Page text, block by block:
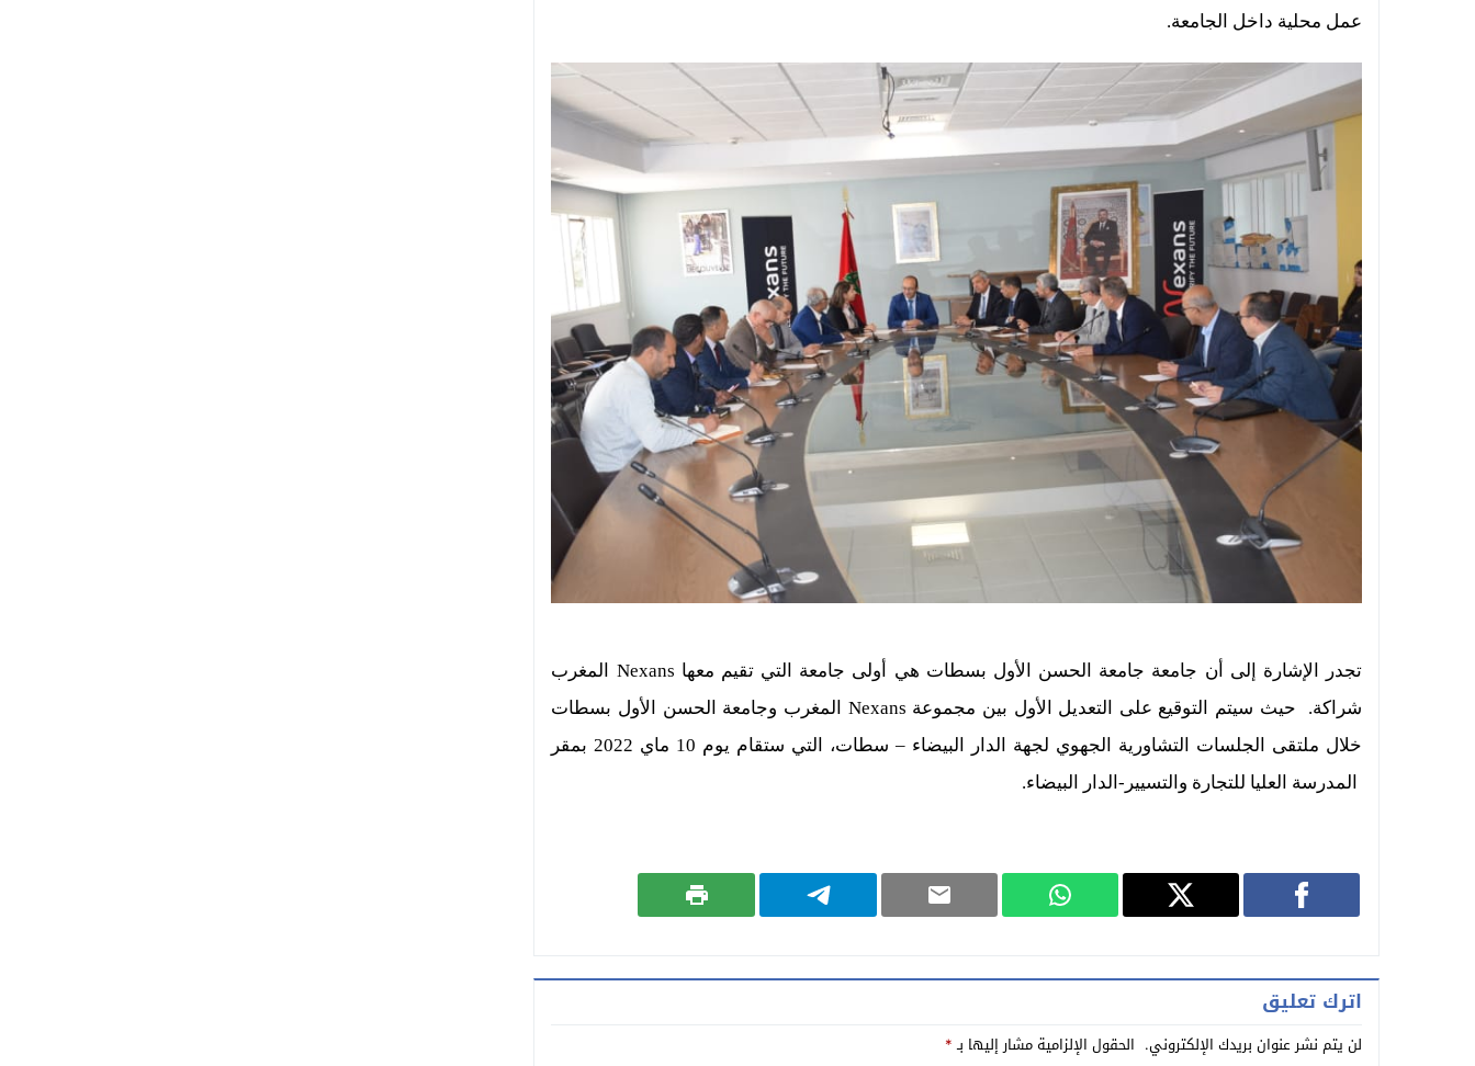
عمل محلية داخل الجامعة.
تجدر الإشارة إلى أن جامعة جامعة الحسن الأول بسطات هي أولى جامعة التي تقيم معها Nexans المغرب
شراكة. حيث سيتم التوقيع على التعديل الأول بين مجموعة Nexans المغرب وجامعة
الحسن الأول بسطات
خلال ملتقى الجلسات التشاورية الجهوي لجهة الدار البيضاء – سطات،
التي ستقام يوم 10 ماي 2022 بمقر
المدرسة العليا للتجارة والتسيير-الدار البيضاء.
اترك تعليق
لن يتم نشر عنوان بريدك الإلكتروني. الحقول الإلزامية مشار إليها بـ*